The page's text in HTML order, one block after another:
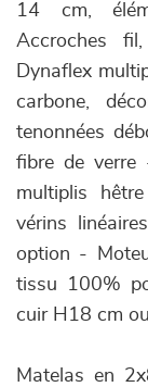
14 cm,
Accroches
Dynaflex
carbone,
tenonnées
fibre de verre
multiplis
vérins
option -
tissu 100%
cuir H18 cm
Matelas en